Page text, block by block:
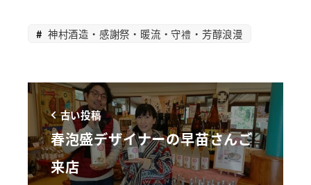
神村酒造・感謝祭・暖流・守禮・芳醇浪漫
古い投稿
春泡盛デザイナーの早苗さんご
来店